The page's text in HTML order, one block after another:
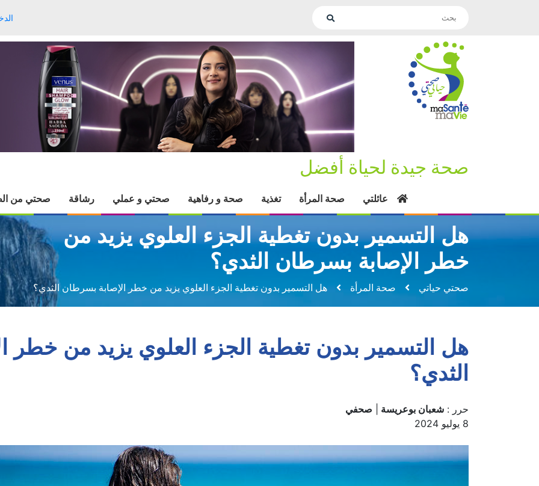
صحة جيدة لحياة أفضل
عائلتي صحة المرأة تغذية صحة و رفاهية صحتي و عملي رشاقة صحتي من
هل التسمير بدون تغطية الجزء العلوي يزيد من
خطر الإصابة بسرطان الثدي؟
صحتي حياتي صحة المرأة هل التسمير بدون تغطية الجزء العلوي يزيد من خطر الإصابة بسرطان الثدي؟
هل التسمير بدون تغطية الجزء العلوي يزيد من خطر
الثدي؟
حرر : شعبان بوعريسة
صحفي
8 يوليو 2024